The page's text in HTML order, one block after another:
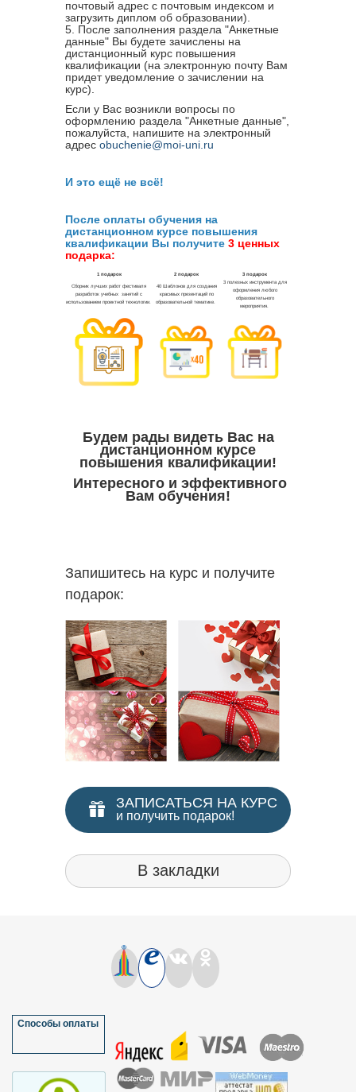
почтовый адрес с почтовым индексом и
загрузить диплом об образовании).
5. После заполнения раздела "Анкетные
данные" Вы будете зачислены на
дистанционный курс повышения
квалификации (на электронную почту Вам
придет уведомление о зачислении на
курс).
Если у Вас возникли вопросы по
оформлению раздела "Анкетные данные",
пожалуйста, напишите на электронный
адрес obuchenie@moi-uni.ru
И это ещё не всё!
После оплаты обучения на
дистанционном курсе повышения
квалификации Вы получите 3 ценных
подарка:
Будем рады видеть Вас на
дистанционном курсе
повышения квалификации!
Интересного и эффективного
Вам обучения!
Запишитесь на курс и получите
подарок:
ЗАПИСАТЬСЯ НА КУРС
и получить подарок!
В закладки
Способы оплаты